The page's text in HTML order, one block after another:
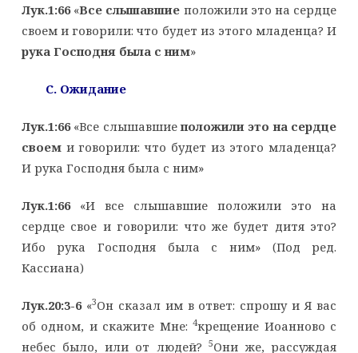
Лук.1:66«Все слышавшие положили это на сердце
своем и говорили: что будет из этого младенца? И
рука Господня была с ним»
C. Ожидание
Лук.1:66«Все слышавшиеположили это на сердце
своеми говорили: что будет из этого младенца?
И рука Господня была с ним»
Лук.1:66«И все слышавшие положили это на
сердце свое и говорили: что же будет дитя это?
Ибо рука Господня была с ним» (Под ред.
Кассиана)
Лук.20:3-6«3Он сказал им в ответ: спрошу и Я вас
об одном, и скажите Мне:4крещение Иоанново с
небес было, или от людей?5Они же, рассуждая